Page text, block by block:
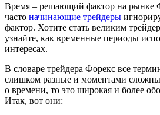
Время – решающий фактор на рынке
часто начинающие трейдеры
фактор. Хотите стать великим
узнайте, как временные периоды
интересах.
В словаре трейдера Форекс все
слишком разные и моментами
о времени, то это широкая и более
Итак, вот они: